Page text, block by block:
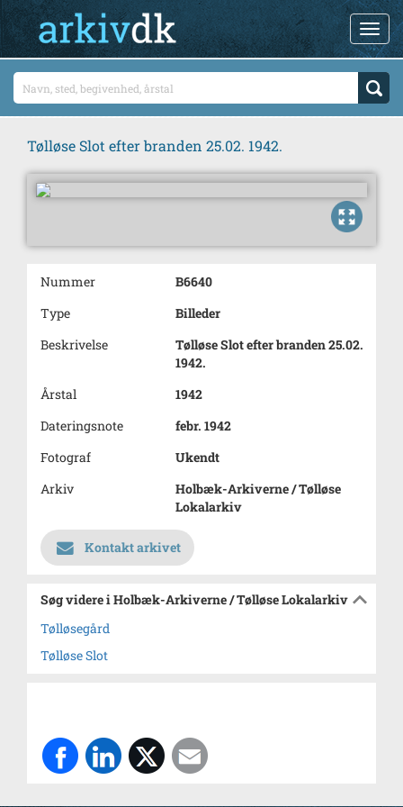
Tølløse Slot efter branden 25.02. 1942.
Nummer
B6640
Type
Billeder
Beskrivelse
Tølløse Slot efter branden 25.02.
1942.
Årstal
1942
Dateringsnote
febr. 1942
Fotograf
Ukendt
Arkiv
Holbæk-Arkiverne / Tølløse
Lokalarkiv
Kontakt arkivet
Søg videre i Holbæk-Arkiverne / Tølløse Lokalarkiv
Tølløsegård
Tølløse Slot